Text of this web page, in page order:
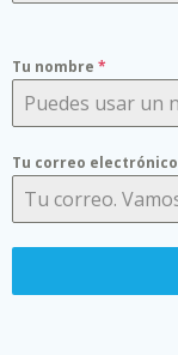
Tu nombre *
Tu correo electrónico